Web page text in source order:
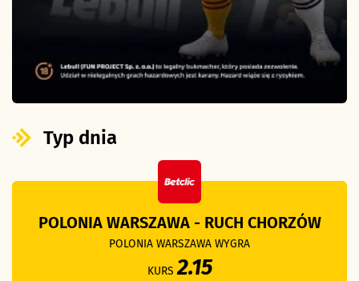
Typ dnia
POLONIA WARSZAWA - RUCH CHORZÓW
POLONIA WARSZAWA WYGRA
KURS2.15